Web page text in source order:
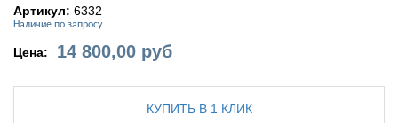
Артикул: 6332
Наличие по запросу
Цена: 14 800,00 руб
КУПИТЬ В 1 КЛИК